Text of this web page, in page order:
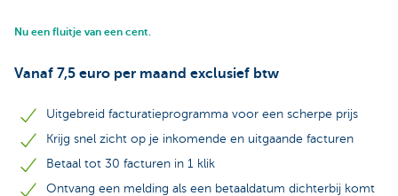
Nu een fluitje van een cent.
Vanaf 7,5 euro per maand exclusief btw
Uitgebreid facturatieprogramma voor een scherpe prijs
Krijg snel zicht op je inkomende en uitgaande facturen
Betaal tot 30 facturen in 1 klik
Ontvang een melding als een betaaldatum dichterbij komt